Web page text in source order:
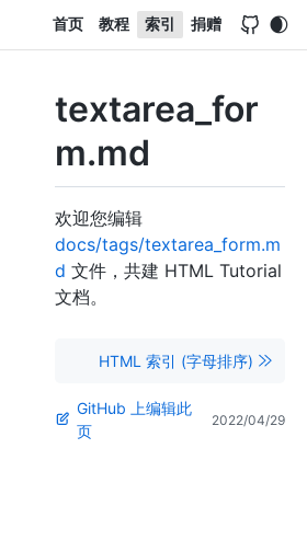
首页 教程 索引 捐赠
textarea_for
m.md
欢迎您编辑
docs/tags/textarea_form.m
d 文件，共建 HTML Tutorial
文档。
HTML 索引 (字母排序)
GitHub 上编辑此
页
2022/04/29